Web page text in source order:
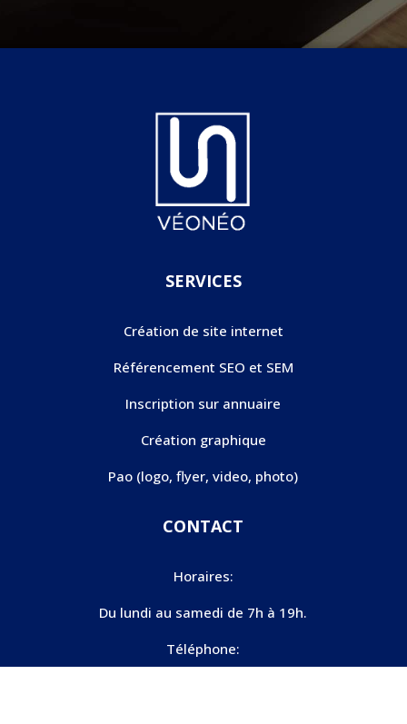
SERVICES
Création de site internet
Référencement SEO et SEM
Inscription sur annuaire
Création graphique
Pao (logo, flyer, video, photo)
CONTACT
Horaires:
Du lundi au samedi de 7h à 19h.
Téléphone: